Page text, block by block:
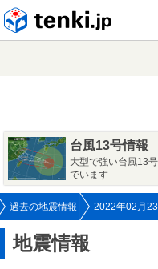
台風13号情報
大型で強い台風13
でいます
過去の地震情報 2022年02月23
地震情報